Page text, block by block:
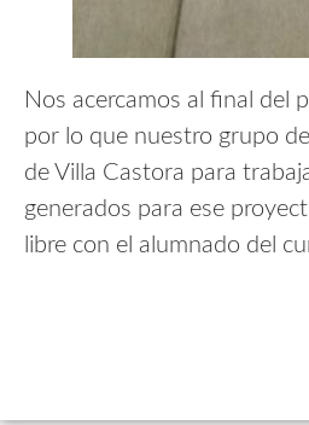
Nos acercamos al final del
por lo que nuestro grupo
de Villa Castora para
generados para ese
libre con el alumnado del